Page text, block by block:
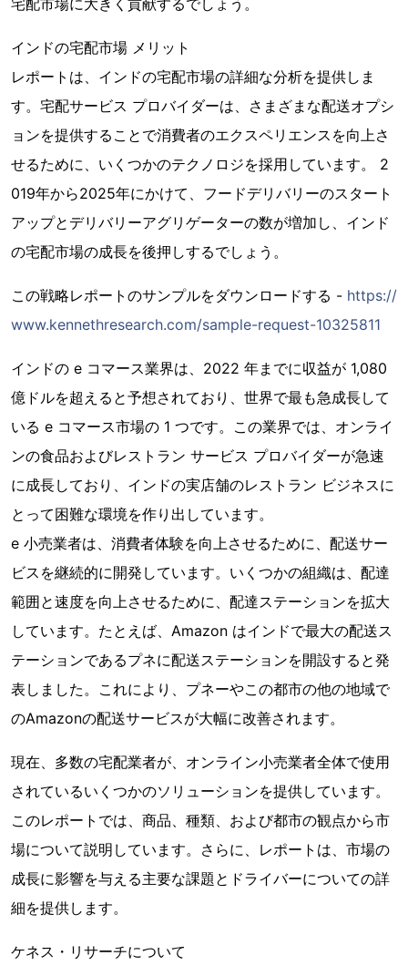
宅配市場に大きく貢献するでしょう。
インドの宅配市場 メリット
レポートは、インドの宅配市場の詳細な分析を提供しま
す。宅配サービス プロバイダーは、さまざまな配送オプシ
ョンを提供することで消費者のエクスペリエンスを向上さ
せるために、いくつかのテクノロジを採用しています。 2
019年から2025年にかけて、フードデリバリーのスタート
アップとデリバリーアグリゲーターの数が増加し、インド
の宅配市場の成長を後押しするでしょう。
この戦略レポートのサンプルをダウンロードする - https://
www.kennethresearch.com/sample-request-10325811
インドの e コマース業界は、2022 年までに収益が 1,080
億ドルを超えると予想されており、世界で最も急成長して
いる e コマース市場の 1 つです。この業界では、オンライ
ンの食品およびレストラン サービス プロバイダーが急速
に成長しており、インドの実店舗のレストラン ビジネスに
とって困難な環境を作り出しています。
e 小売業者は、消費者体験を向上させるために、配送サー
ビスを継続的に開発しています。いくつかの組織は、配達
範囲と速度を向上させるために、配達ステーションを拡大
しています。たとえば、Amazon はインドで最大の配送ス
テーションであるプネに配送ステーションを開設すると発
表しました。これにより、プネーやこの都市の他の地域で
のAmazonの配送サービスが大幅に改善されます。
現在、多数の宅配業者が、オンライン小売業者全体で使用
されているいくつかのソリューションを提供しています。
このレポートでは、商品、種類、および都市の観点から市
場について説明しています。さらに、レポートは、市場の
成長に影響を与える主要な課題とドライバーについての詳
細を提供します。
ケネス・リサーチについて